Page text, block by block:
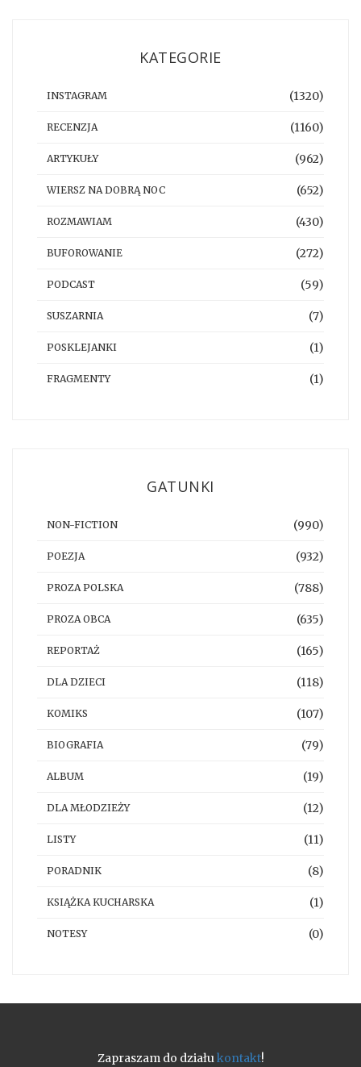
KATEGORIE
INSTAGRAM (1320)
RECENZJA (1160)
ARTYKUŁY (962)
WIERSZ NA DOBRĄ NOC (652)
ROZMAWIAM (430)
BUFOROWANIE (272)
PODCAST (59)
SUSZARNIA (7)
POSKLEJANKI (1)
FRAGMENTY (1)
GATUNKI
NON-FICTION (990)
POEZJA (932)
PROZA POLSKA (788)
PROZA OBCA (635)
REPORTAŻ (165)
DLA DZIECI (118)
KOMIKS (107)
BIOGRAFIA (79)
ALBUM (19)
DLA MŁODZIEŻY (12)
LISTY (11)
PORADNIK (8)
KSIĄŻKA KUCHARSKA (1)
NOTESY (0)
Zapraszam do działukontakt!